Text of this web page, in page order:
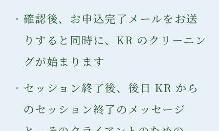
確認後、お申込完了メールをお送
りすると同時に、KR のクリーニン
グが始まります
セッション終了後、後日 KR から
のセッション終了のメッセージ